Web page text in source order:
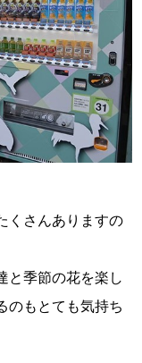
くさんありますの
と季節の花を楽し
のもとても気持ち